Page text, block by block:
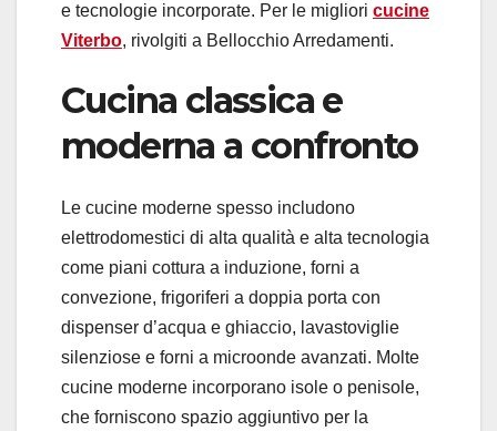
e tecnologie incorporate. Per le migliori cucine
Viterbo, rivolgiti a Bellocchio Arredamenti.
Cucina classica e
moderna a confronto
Le cucine moderne spesso includono
elettrodomestici di alta qualità e alta tecnologia
come piani cottura a induzione, forni a
convezione, frigoriferi a doppia porta con
dispenser d’acqua e ghiaccio, lavastoviglie
silenziose e forni a microonde avanzati. Molte
cucine moderne incorporano isole o penisole,
che forniscono spazio aggiuntivo per la